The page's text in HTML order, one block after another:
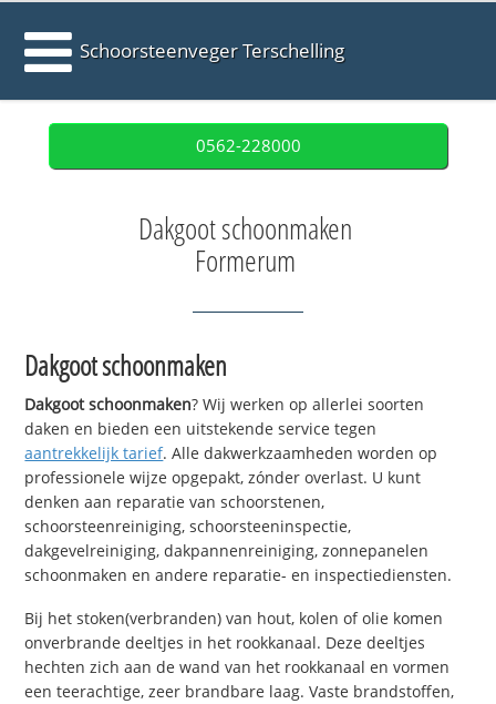
Schoorsteenveger Terschelling
0562-228000
Dakgoot schoonmaken
Formerum
Dakgoot schoonmaken
Dakgoot schoonmaken? Wij werken op allerlei soorten
daken en bieden een uitstekende service tegen
aantrekkelijk tarief. Alle dakwerkzaamheden worden op
professionele wijze opgepakt, zónder overlast. U kunt
denken aan reparatie van schoorstenen,
schoorsteenreiniging, schoorsteeninspectie,
dakgevelreiniging, dakpannenreiniging, zonnepanelen
schoonmaken en andere reparatie- en inspectiediensten.
Bij het stoken(verbranden) van hout, kolen of olie komen
onverbrande deeltjes in het rookkanaal. Deze deeltjes
hechten zich aan de wand van het rookkanaal en vormen
een teerachtige, zeer brandbare laag. Vaste brandstoffen,